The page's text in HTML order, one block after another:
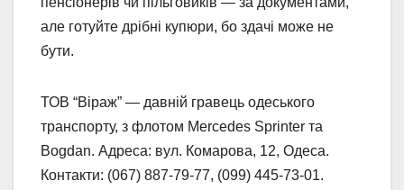
але готуйте дрібні купюри, бо здачі може не
бути.
ТОВ “Віраж” — давній гравець одеського
транспорту, з флотом Mercedes Sprinter та
Bogdan. Адреса: вул. Комарова, 12, Одеса.
Контакти: (067) 887-79-77, (099) 445-73-01.